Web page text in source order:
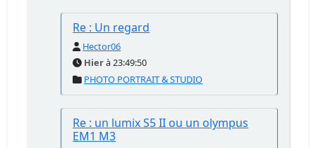
Re : Un regard
Hector06
Hierà 23:49:50
PHOTO PORTRAIT & STUDIO
Re : un lumix S5 II ou un olympus
EM1 M3